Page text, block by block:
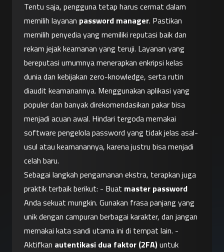
Tentu saja, pengguna tetap harus cermat dalam
memilih layanan password manager. Pastikan
memilih penyedia yang memiliki reputasi baik dan
rekam jejak keamanan yang teruji. Layanan yang
bereputasi umumnya menerapkan enkripsi kelas
dunia dan kebijakan zero-knowledge, serta rutin
diaudit keamanannya. Menggunakan aplikasi yang
populer dan banyak direkomendasikan pakar bisa
menjadi acuan awal. Hindari tergoda memakai
software pengelola password yang tidak jelas asal-
usul atau keamanannya, karena justru bisa menjadi
celah baru.
Sebagai langkah pengamanan ekstra, terapkan juga
praktik terbaik berikut: - Buat master password
Anda sekuat mungkin. Gunakan frasa panjang yang
unik dengan campuran berbagai karakter, dan jangan
memakai kata sandi utama ini di tempat lain. -
Aktifkan autentikasi dua faktor (2FA) untuk